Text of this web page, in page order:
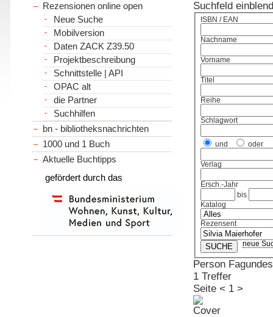
Suchfeld
ISBN / EAN
Nachname
Vorname
Titel
Reihe
Schlagwort
und oder
Verlag
Ersch.-Jahr
bis
Katalog
Rezensent
neue
Person
1 Treffer
Seite < 1 >
Rezensionen online open
Neue Suche
Mobilversion
Daten ZACK Z39.50
Projektbeschreibung
Schnittstelle | API
OPAC alt
die Partner
Suchhilfen
bn - bibliotheksnachrichten
1000 und 1 Buch
Aktuelle Buchtipps
gefördert durch das